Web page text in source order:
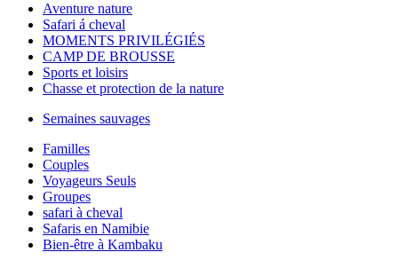
Aventure nature
Safari á cheval
MOMENTS PRIVILÉGIÉS
CAMP DE BROUSSE
Sports et loisirs
Chasse et protection de la nature
Semaines sauvages
Familles
Couples
Voyageurs Seuls
Groupes
safari à cheval
Safaris en Namibie
Bien-être à Kambaku